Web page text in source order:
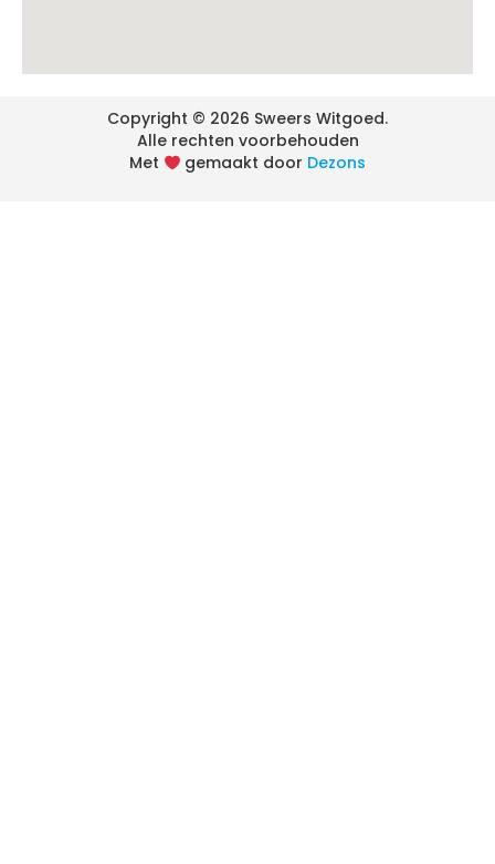
Met gemaakt door Dezons
Copyright © 2026 Sweers Witgoed.
Alle rechten voorbehouden